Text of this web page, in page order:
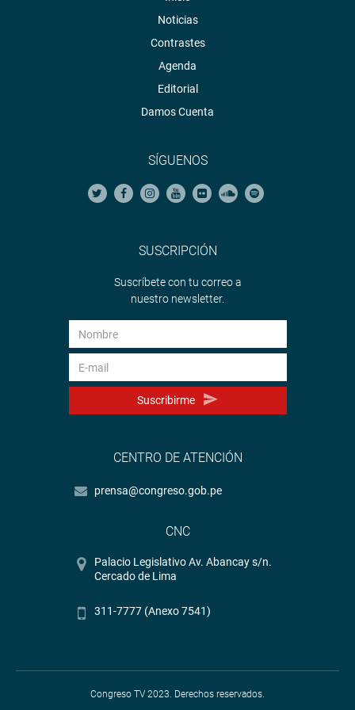
Noticias
Contrastes
Agenda
Editorial
Damos Cuenta
SÍGUENOS
SUSCRIPCIÓN
Suscríbete con tu correo a
nuestro newsletter.
Suscribirme
CENTRO DE ATENCIÓN
prensa@congreso.gob.pe
CNC
Palacio Legislativo Av. Abancay s/n.
Cercado de Lima
311-7777 (Anexo 7541)
Congreso TV 2023. Derechos reservados.